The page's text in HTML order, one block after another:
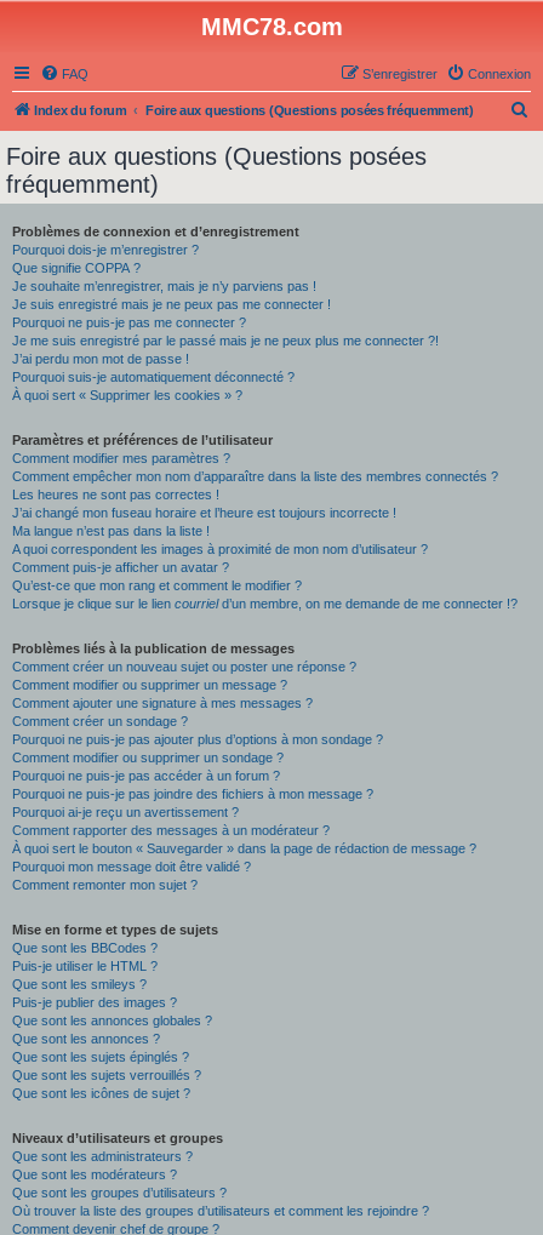
MMC78.com
FAQ Connexion
S’enregistrer
Index du forum Foire aux questions (Questions posées fréquemment)
Foire aux questions (Questions posées
fréquemment)
Problèmes de connexion et d’enregistrement
Pourquoi dois-je m’enregistrer ?
Que signifie COPPA ?
Je souhaite m’enregistrer, mais je n’y parviens pas !
Je suis enregistré mais je ne peux pas me connecter !
Pourquoi ne puis-je pas me connecter ?
Je me suis enregistré par le passé mais je ne peux plus me connecter ?!
J’ai perdu mon mot de passe !
Pourquoi suis-je automatiquement déconnecté ?
À quoi sert « Supprimer les cookies » ?
Paramètres et préférences de l’utilisateur
Comment modifier mes paramètres ?
Comment empêcher mon nom d’apparaître dans la liste des membres connectés ?
Les heures ne sont pas correctes !
J’ai changé mon fuseau horaire et l’heure est toujours incorrecte !
Ma langue n’est pas dans la liste !
A quoi correspondent les images à proximité de mon nom d’utilisateur ?
Comment puis-je afficher un avatar ?
Qu’est-ce que mon rang et comment le modifier ?
Lorsque je clique sur le lien courrield’un membre, on me demande de me connecter !?
Problèmes liés à la publication de messages
Comment créer un nouveau sujet ou poster une réponse ?
Comment modifier ou supprimer un message ?
Comment ajouter une signature à mes messages ?
Comment créer un sondage ?
Pourquoi ne puis-je pas ajouter plus d’options à mon sondage ?
Comment modifier ou supprimer un sondage ?
Pourquoi ne puis-je pas accéder à un forum ?
Pourquoi ne puis-je pas joindre des fichiers à mon message ?
Pourquoi ai-je reçu un avertissement ?
Comment rapporter des messages à un modérateur ?
À quoi sert le bouton « Sauvegarder » dans la page de rédaction de message ?
Pourquoi mon message doit être validé ?
Comment remonter mon sujet ?
Mise en forme et types de sujets
Que sont les BBCodes ?
Puis-je utiliser le HTML ?
Que sont les smileys ?
Puis-je publier des images ?
Que sont les annonces globales ?
Que sont les annonces ?
Que sont les sujets épinglés ?
Que sont les sujets verrouillés ?
Que sont les icônes de sujet ?
Niveaux d’utilisateurs et groupes
Que sont les administrateurs ?
Que sont les modérateurs ?
Que sont les groupes d’utilisateurs ?
Où trouver la liste des groupes d’utilisateurs et comment les rejoindre ?
Comment devenir chef de groupe ?